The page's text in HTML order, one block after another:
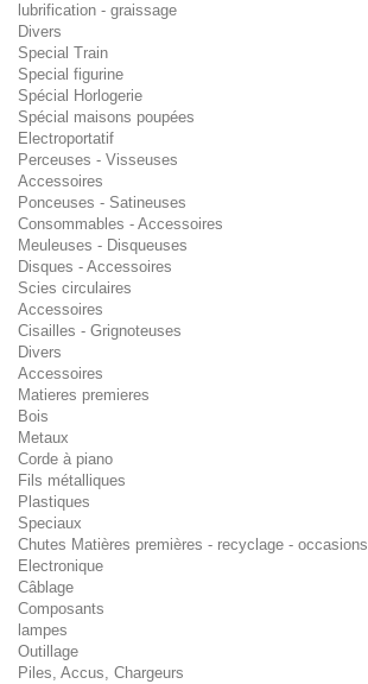
lubrification - graissage
Divers
Special Train
Special figurine
Spécial Horlogerie
Spécial maisons poupées
Electroportatif
Perceuses - Visseuses
Accessoires
Ponceuses - Satineuses
Consommables - Accessoires
Meuleuses - Disqueuses
Disques - Accessoires
Scies circulaires
Accessoires
Cisailles - Grignoteuses
Divers
Accessoires
Matieres premieres
Bois
Metaux
Corde à piano
Fils métalliques
Plastiques
Speciaux
Chutes Matières premières - recyclage - occasions
Electronique
Câblage
Composants
lampes
Outillage
Piles, Accus, Chargeurs